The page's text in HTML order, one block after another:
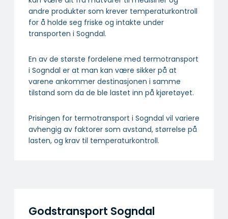
andre produkter som krever temperaturkontroll
for å holde seg friske og intakte under
transporten i Sogndal.
En av de største fordelene med termotransport
i Sogndal er at man kan være sikker på at
varene ankommer destinasjonen i samme
tilstand som da de ble lastet inn på kjøretøyet.
Prisingen for termotransport i Sogndal vil variere
avhengig av faktorer som avstand, størrelse på
lasten, og krav til temperaturkontroll.
Godstransport Sogndal